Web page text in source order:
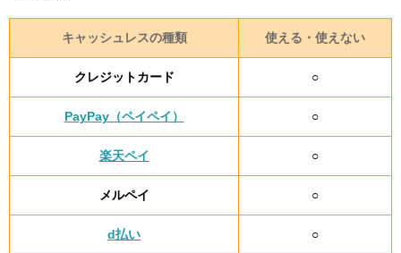
キャッシュレスの種類 使える・使えない
クレジットカード ○
PayPay（ペイペイ） ○
楽天ペイ ○
メルペイ ○
d払い ○